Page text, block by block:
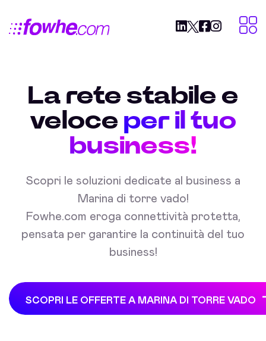
La rete stabile e
veloce per il tuo
business!
Scopri le soluzioni dedicate al business a
Marina di torre vado!
Fowhe.com eroga connettività protetta,
pensata per garantire la continuità del tuo
business!
SCOPRI LE OFFERTE A MARINA DI TORRE VADO